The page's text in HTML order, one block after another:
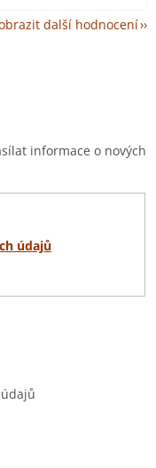
další hodnocení
informace o nových
údajů